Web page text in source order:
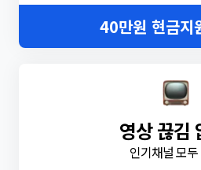
40만원 현금지
영상 끊김
인기채널 모